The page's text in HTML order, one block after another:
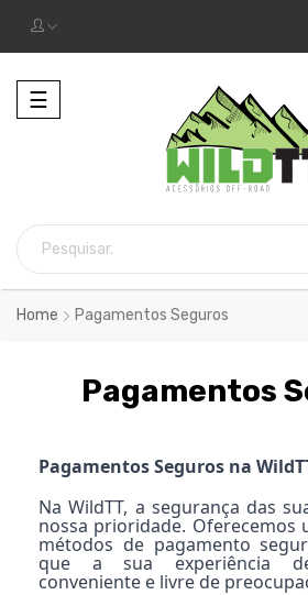
Alternar
a
☰
Home Pagamentos Seguros
Pagamentos
Pagamentos Seguros na
Na WildTT, a segurança das
nossa prioridade. Oferecemos
métodos de pagamento
que a sua experiência
conveniente e livre de